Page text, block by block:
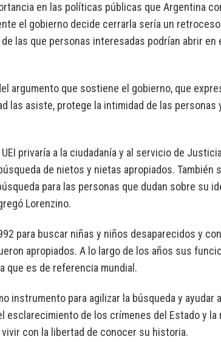
en las políticas públicas que Argentina
el gobierno decide cerrarla sería un
las que personas interesadas podrían abrir
argumento que sostiene el gobierno, que
las asiste, protege la intimidad de las
privaría a la ciudadanía y al servicio de
de nietos y nietas apropiados. También
para las personas que dudan sobre su
Lorenzino.
para buscar niñas y niños desaparecidos y
apropiados. A lo largo de los años sus
que es de referencia mundial.
instrumento para agilizar la búsqueda y
esclarecimiento de los crímenes del Estado y
con la libertad de conocer su historia.